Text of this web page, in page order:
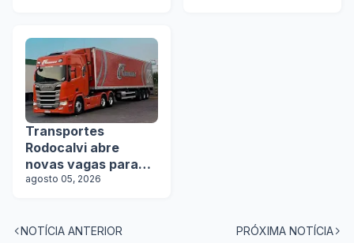
Transportes
Rodocalvi abre
novas vagas para
motoristas
agosto 05, 2026
NOTÍCIA ANTERIOR PRÓXIMA NOTÍCIA